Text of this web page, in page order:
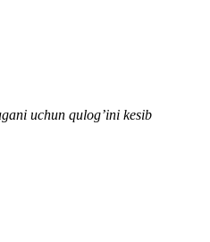
uchun qulog’ini kesib